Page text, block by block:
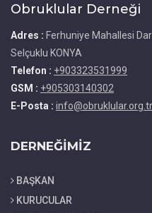
Obruklular Derneği
Adres : Ferhuniye Mahallesi
Selçuklu KONYA
Telefon : +903323531999
GSM : +905303140302
E-Posta : info@obruklular.org.tr
DERNEĞİMİZ
BAŞKAN
KURUCULAR